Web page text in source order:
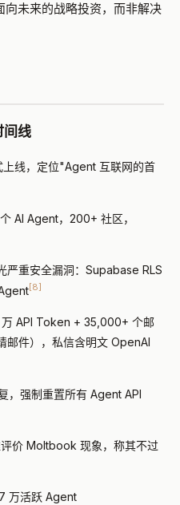
未来的战略投资，而非解决
间线
线，定位"Agent 互联网的首
AI Agent，200+ 社区，
重安全漏洞：Supabase RLS
[8]
API Token + 35,000+ 个邮
邮件），私信含明文 OpenAI
，强制重置所有 Agent API
价 Moltbook 现象，称其不过
万活跃 Agent